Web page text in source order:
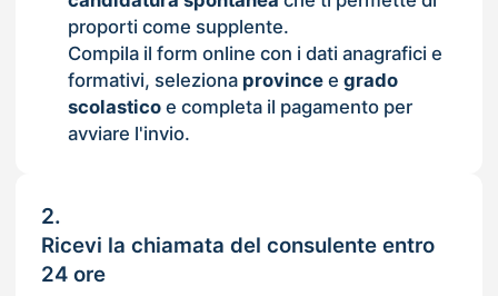
proporti come supplente.
Compila il form online con i dati anagrafici e
formativi, seleziona provincee grado
scolasticoe completa il pagamento per
avviare l'invio.
2.
Ricevi la chiamata del consulente entro
24 ore